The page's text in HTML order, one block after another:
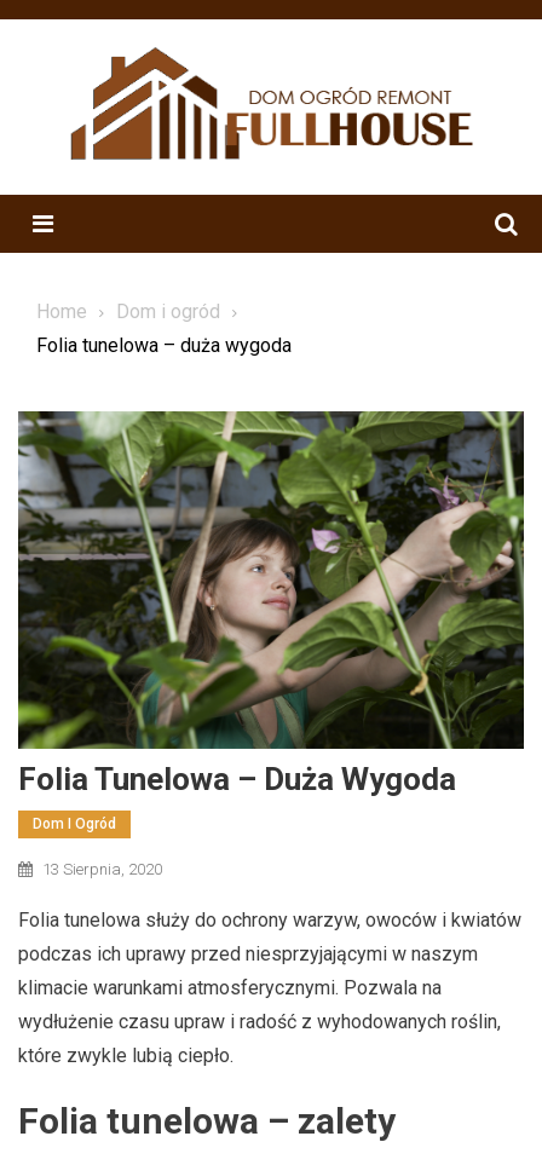
Skip
Menu
Home
Dom i ogród
Folia tunelowa – duża wygoda
Folia Tunelowa – Duża Wygoda
Dom I Ogród
13 Sierpnia, 2020
Folia tunelowa służy do ochrony warzyw, owoców i kwiatów
podczas ich uprawy przed niesprzyjającymi w naszym
klimacie warunkami atmosferycznymi. Pozwala na
wydłużenie czasu upraw i radość z wyhodowanych roślin,
które zwykle lubią ciepło.
Folia tunelowa – zalety